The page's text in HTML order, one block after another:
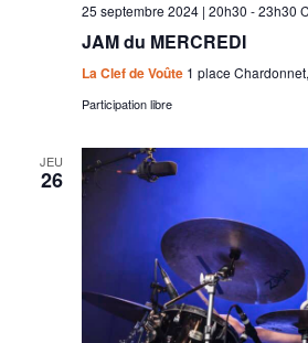
25 septembre 2024 | 20h30 -23h30
JAM du MERCREDI
La Clef de Voûte 1 place
Participation libre
JEU
26